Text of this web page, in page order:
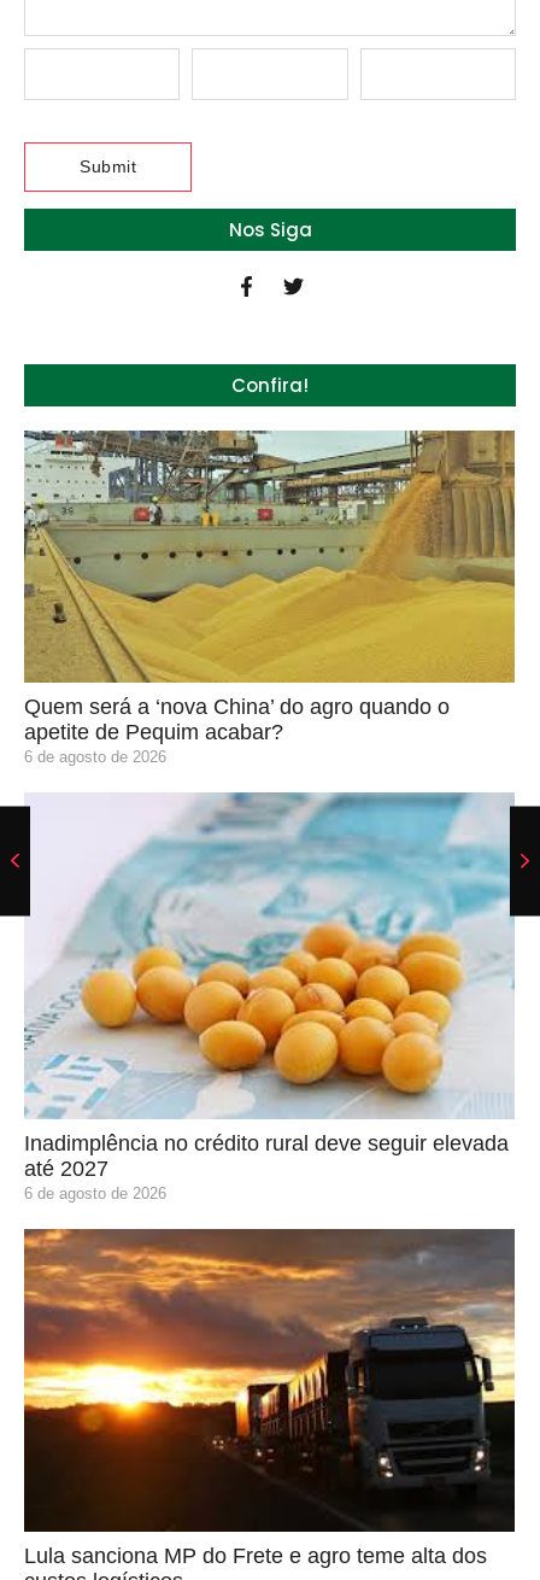
Nos Siga
Confira!
Quem será a ‘nova China’ do agro quando o
apetite de Pequim acabar?
6 de agosto de 2026
Inadimplência no crédito rural deve seguir elevada
até 2027
6 de agosto de 2026
Lula sanciona MP do Frete e agro teme alta dos